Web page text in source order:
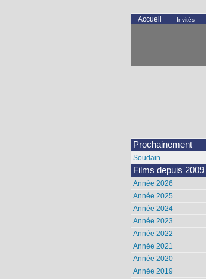
Accueil Invités
Prochainement
Soudain
Films depuis 2009
Année 2026
Année 2025
Année 2024
Année 2023
Année 2022
Année 2021
Année 2020
Année 2019